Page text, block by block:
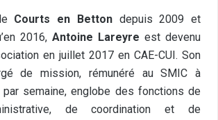
Courts en Bettondepuis 2009 et
2016, Antoine Lareyre est devenu
en juillet 2017 en CAE-CUI. Son
de mission, rémunéré au SMIC à
par semaine, englobe des fonctions de
de coordination et de